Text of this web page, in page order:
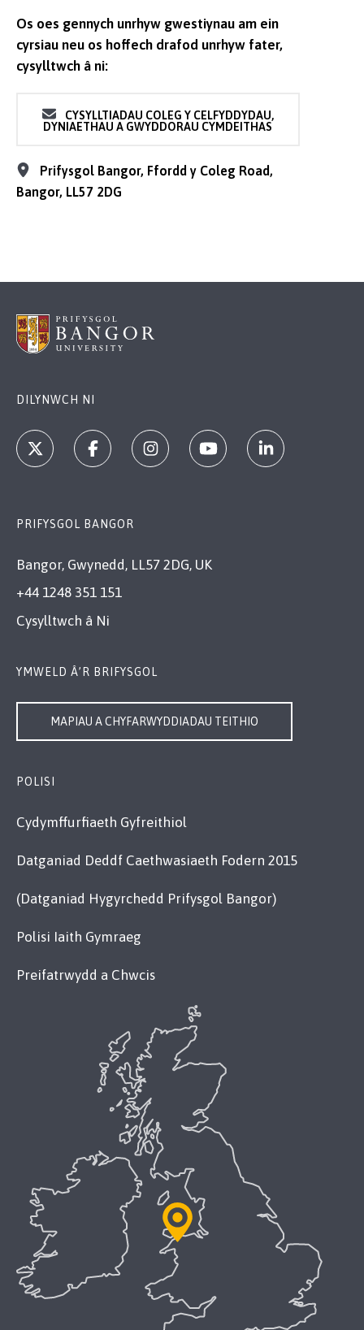
Os oes gennych unrhyw gwestiynau am ein
cyrsiau neu os hoffech drafod unrhyw fater,
cysylltwch â ni:
CYSYLLTIADAU COLEG Y CELFYDDYDAU,
DYNIAETHAU A GWYDDORAU CYMDEITHAS
Prifysgol Bangor, Ffordd y Coleg Road,
Bangor, LL57 2DG
DILYNWCH NI
PRIFYSGOL BANGOR
Bangor, Gwynedd, LL57 2DG, UK
+44 1248 351 151
Cysylltwch â Ni
YMWELD Â’R BRIFYSGOL
MAPIAU A CHYFARWYDDIADAU TEITHIO
POLISI
Cydymffurfiaeth Gyfreithiol
Datganiad Deddf Caethwasiaeth Fodern 2015
(Datganiad Hygyrchedd Prifysgol Bangor)
Polisi Iaith Gymraeg
Preifatrwydd a Chwcis